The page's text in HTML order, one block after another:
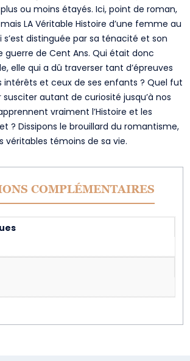
ou moins étayés. Ici, point de roman,
LA Véritable Histoire d’une femme au
distinguée par sa ténacité et son
guerre de Cent Ans. Qui était donc
elle qui a dû traverser tant d’épreuves
intérêts et ceux de ses enfants ? Quel fut
autant de curiosité jusqu’à nos
vraiment l’Histoire et les
? Dissipons le brouillard du romantisme,
véritables témoins de sa vie.
COMPLÉMENTAIRES